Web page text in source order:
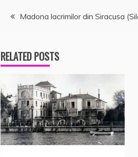
Navigare
articole
Madona lacrimilor din Siracusa
RELATED POSTS